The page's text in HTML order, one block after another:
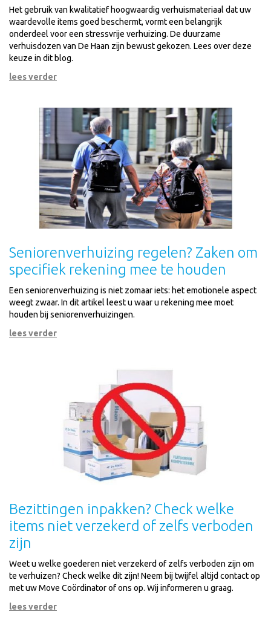
Het gebruik van kwalitatief hoogwaardig verhuismateriaal dat uw
waardevolle items goed beschermt, vormt een belangrijk
onderdeel voor een stressvrije verhuizing. De duurzame
verhuisdozen van De Haan zijn bewust gekozen. Lees over deze
keuze in dit blog.
lees verder
Seniorenverhuizing regelen? Zaken om
specifiek rekening mee te houden
Een seniorenverhuizing is niet zomaar iets: het emotionele aspect
weegt zwaar. In dit artikel leest u waar u rekening mee moet
houden bij seniorenverhuizingen.
lees verder
Bezittingen inpakken? Check welke
items niet verzekerd of zelfs verboden
zijn
Weet u welke goederen niet verzekerd of zelfs verboden zijn om
te verhuizen? Check welke dit zijn! Neem bij twijfel altijd contact op
met uw Move Coördinator of ons op. Wij informeren u graag.
lees verder